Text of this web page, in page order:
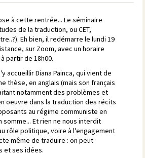
à cette rentrée... Le séminaire
de la traduction, ou CET,
Eh bien, il redémarre le lundi 19
sur Zoom, avec un horaire
partir de 18h00.
accueillir Diana Painca, qui vient de
thèse, en anglais (mais son français
notamment des problèmes et
oeuvre dans la traduction des récits
au régime communiste en
somme... Et rien ne nous interdit
rôle politique, voire à l'engagement
même de traduire : on peut
et ses idées.